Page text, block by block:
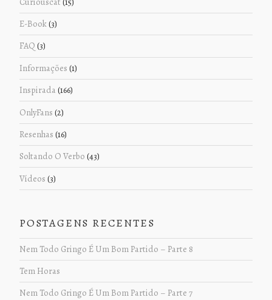
E-Book(3)
FAQ (3)
Informações (1)
Inspirada (166)
OnlyFans (2)
Resenhas (16)
Soltando O Verbo (43)
Vídeos (3)
POSTAGENS RECENTES
Nem Todo Gringo É Um Bom Partido – Parte 8
Tem Horas
Nem Todo Gringo É Um Bom Partido – Parte 7